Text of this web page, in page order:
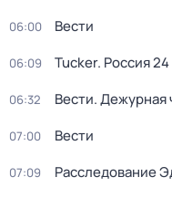
06:00 Вести
06:09 Tucker. Россия 24
06:32 Вести. Дежурная
07:00 Вести
07:09 Расследование